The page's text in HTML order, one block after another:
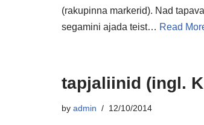
(rakupinna markerid). Nad
segamini ajada teist… Read
tapjaliinid (ingl.
by admin 12/10/2014